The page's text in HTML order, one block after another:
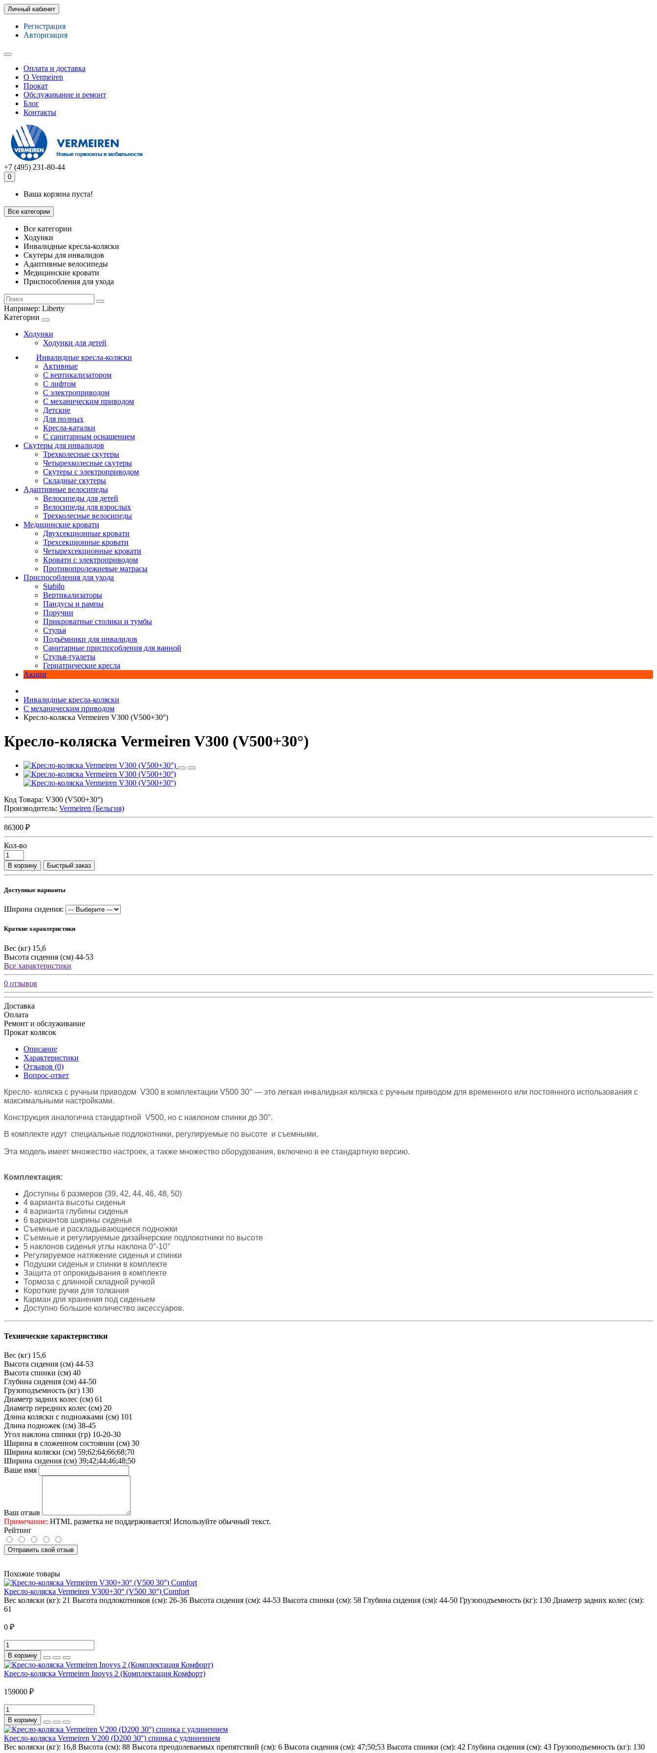
Личный кабинет
Регистрация
Авторизация
Оплата и доставка
О Vermeiren
Прокат
Обслуживание и ремонт
Блог
Контакты
+7 (495) 231-80-44
0
Ваша корзина пуста!
Все категории
Все категории
Ходунки
Инвалидные кресла-коляски
Скутеры для инвалидов
Адаптивные велосипеды
Медицинские кровати
Приспособления для ухода
Например: Liberty
Категории
Ходунки
Ходунки для детей
Инвалидные кресла-коляски
Активные
С вертикализатором
С лифтом
С электроприводом
С механическим приводом
Детские
Для полных
Кресла-каталки
С санитарным оснащением
Скутеры для инвалидов
Трехколесные скутеры
Четырехколесные скутеры
Скутеры с электроприводом
Складные скутеры
Адаптивные велосипеды
Велосипеды для детей
Велосипеды для взрослых
Трехколесные велосипеды
Медицинские кровати
Двухсекционные кровати
Трехсекционные кровати
Четырехсекционные кровати
Кровати с электроприводом
Противопролежневые матрасы
Приспособления для ухода
Stabilo
Вертикализаторы
Пандусы и рампы
Поручни
Прикроватные столики и тумбы
Стулья
Подъёмники для инвалидов
Санитарные приспособления для ванной
Стулья-туалеты
Гериатрические кресла
Акции
Инвалидные кресла-коляски
С механическим приводом
Кресло-коляска Vermeiren V300 (V500+30°)
Кресло-коляска Vermeiren V300 (V500+30°)
Код Товара: V300 (V500+30°)
Производитель: Vermeiren (Бельгия)
86300 ₽
Кол-во
В корзину Быстрый заказ
Доступные варианты
Ширина сидения:
Краткие характеристики
Вес (кг) 15,6
Высота сидения (см) 44-53
Все характеристики
0 отзывов
Доставка
Оплата
Ремонт и обслуживание
Прокат колясок
Описание
Характеристики
Отзывов (0)
Вопрос-ответ
Кресло- коляска с ручным приводом V300 в комплектации V500 30° — это легкая инвалидная коляска с ручным приводом для временного или постоянного использования с
максимальными настройками.
Конструкция аналогична стандартной V500, но с наклоном спинки до 30°.
В комплекте идут специальные подлокотники, регулируемые по высоте и съемными.
Эта модель имеет множество настроек, а также множество оборудования, включено в ее стандартную версию.
Комплектация:
Доступны 6 размеров (39, 42, 44, 46, 48, 50)
4 варианта высоты сиденья
4 варианта глубины сиденья
6 вариантов ширины сиденья
Съемные и раскладывающиеся подножки
Съемные и регулируемые дизайнерские подлокотники по высоте
5 наклонов сиденья углы наклона 0°-10°
Регулируемое натяжение сиденья и спинки
Подушки сиденья и спинки в комплекте
Защита от опрокидывания в комплекте
Тормоза с длинной складной ручкой
Короткие ручки для толкания
Карман для хранения под сиденьем
Доступно большое количество аксессуаров.
Технические характеристики
Вес (кг) 15,6
Высота сидения (см) 44-53
Высота спинки (см) 40
Глубина сидения (см) 44-50
Грузоподъемность (кг) 130
Диаметр задних колес (см) 61
Диаметр передних колес (см) 20
Длина коляски с подножками (см) 101
Длина подножек (см) 38-45
Угол наклона спинки (гр) 10-20-30
Ширина в сложенном состоянии (см) 30
Ширина коляски (см) 59;62;64;66;68;70
Ширина сидения (см) 39;42;44;46;48;50
Ваше имя
Ваш отзыв
Примечание: HTML разметка не поддерживается! Используйте обычный текст.
Рейтинг
Отправить свой отзыв
Похожие товары
Кресло-коляска Vermeiren V300+30° (V500 30°) Comfort
Вес коляски (кг): 21 Высота подлокотников (см): 26-36 Высота сидения (см): 44-53 Высота спинки (см): 58 Глубина сидения (см): 44-50 Грузоподъемность (кг): 130 Диаметр задних колес (см):
61
0 ₽
В корзину
Кресло-коляска Vermeiren Inovys 2 (Комплектация Комфорт)
159000 ₽
В корзину
Кресло-коляска Vermeiren V200 (D200 30°) спинка с удлинением
Вес коляски (кг): 16,8 Высота (см): 88 Высота преодолеваемых препятствий (см): 6 Высота сидения (см): 47;50;53 Высота спинки (см): 42 Глубина сидения (см): 43 Грузоподъемность (кг): 130